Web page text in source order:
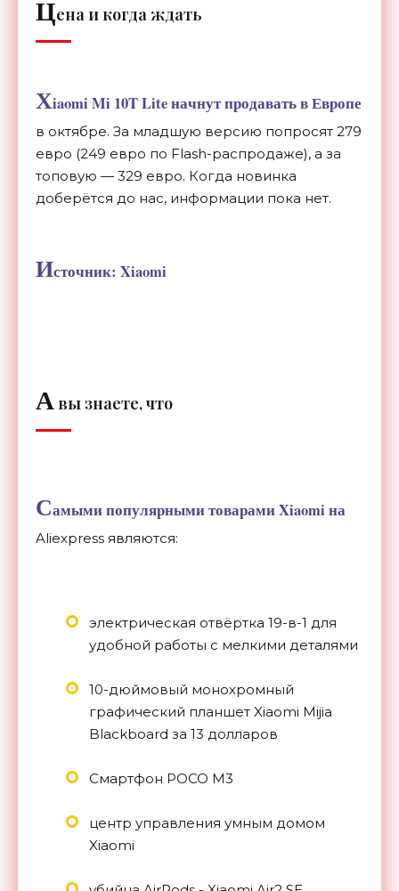
Цена и когда ждать
Xiaomi Mi 10T Lite начнут продавать в Европе
в октябре. За младшую версию попросят 279
евро (249 евро по Flash-распродаже), а за
топовую — 329 евро. Когда новинка
доберётся до нас, информации пока нет.
Источник: Xiaomi
А вы знаете, что
Самыми популярными товарами Xiaomi на
Aliexpress являются:
электрическая отвёртка 19-в-1 для
удобной работы с мелкими деталями
10-дюймовый монохромный
графический планшет Xiaomi Mijia
Blackboard за 13 долларов
Смартфон POCO M3
центр управления умным домом
Xiaomi